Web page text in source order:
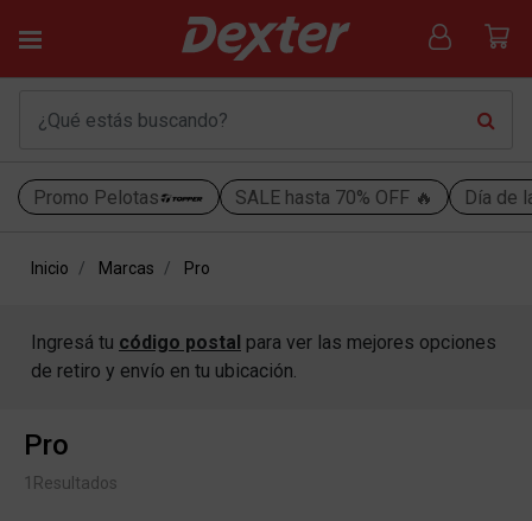
Promo Pelotas SALE hasta 70% OFF 🔥 Día de
Inicio Marcas Pro
Ingresá tu código postal para ver las mejores opciones
de retiro y envío en tu ubicación.
Pro
1 Resultados